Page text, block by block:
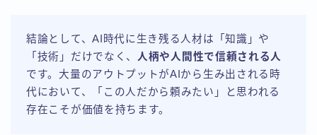
結論として、AI時代に生き残る人材は「知識」や
「技術」だけでなく、
人柄や人間性で信頼される人
です。大量のアウトプットがAIから生み出される時
代において、「この人だから頼みたい」と思われる
存在こそが価値を持ちます。